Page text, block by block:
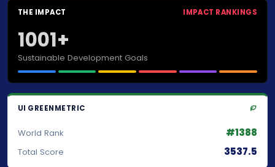
THE IMPACT IMPACT RANKINGS
1001+
Sustainable Development Goals
UI GREENMETRIC
World Rank #1388
Total Score 3537.5